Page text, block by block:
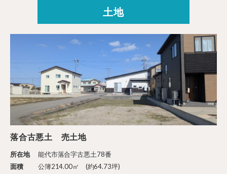
土地
落合古悪土 売土地
所在地
能代市落合字古悪土78番
面積
公簿214.00㎡ (約64.73坪)